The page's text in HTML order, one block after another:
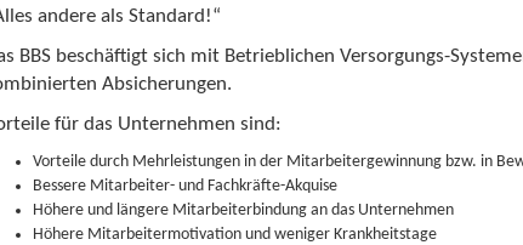
andere als Standard!“
BBS beschäftigt sich mit Betrieblichen Versorgungs-
Absicherungen.
für das Unternehmen sind:
Vorteile durch Mehrleistungen in der Mitarbeitergewinnung bzw. in
Bessere Mitarbeiter- und Fachkräfte-Akquise
Höhere und längere Mitarbeiterbindung an das Unternehmen
Höhere Mitarbeitermotivation und weniger Krankheitstage